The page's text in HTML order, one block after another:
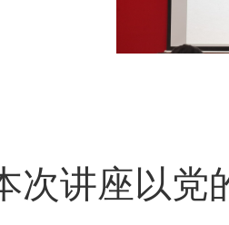
讲座以党